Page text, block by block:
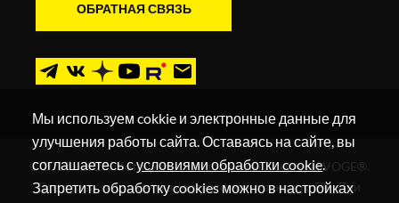
ОБРАТНАЯ СВЯЗЬ
© 2019 - 2026. Мотоциклы, квадроциклы и скутеры VOGE®.
Все права защищены в соответствии с законом РФ. При
Мы используем cokkie и электронные данные для
улучшения работы сайта. Оставаясь на сайте, вы
соглашаетесь сусловиями обработки cookie.
Запретить обработку cookies можно в настройках